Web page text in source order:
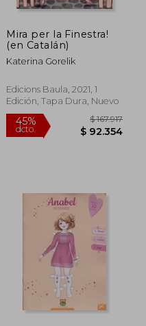
45%
dcto.
Mira per la Finestra!
(en Catalán)
Katerina Gorelik
Edicions Baula, 2021, 1
Edición, Tapa Dura, Nuevo